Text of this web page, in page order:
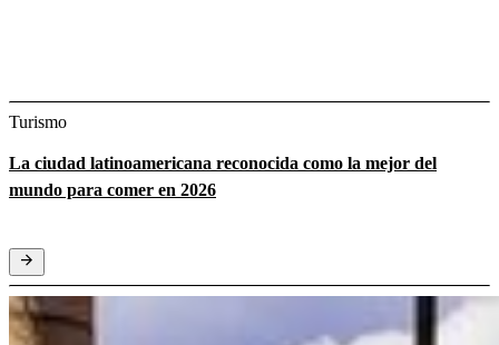
Turismo
La ciudad latinoamericana reconocida como la mejor del
mundo para comer en 2026